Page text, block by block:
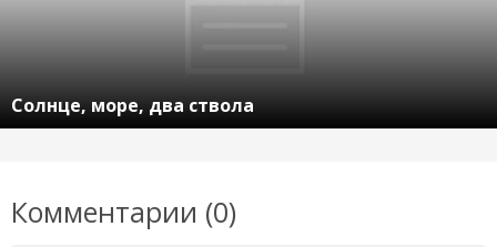
Солнце, море, два ствола
Комментарии (0)